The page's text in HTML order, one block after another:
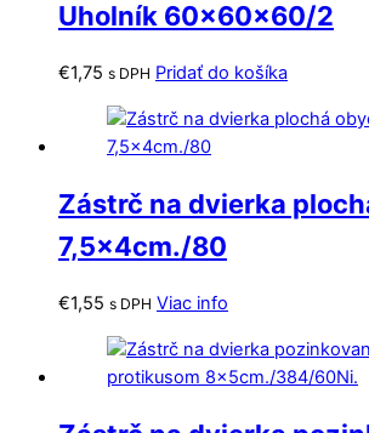
Uholník 60x60x60/2
€1,75 s DPH Pridať do košíka
Zástrč na dvierka
7,5x4cm./80
€1,55 s DPH Viac info